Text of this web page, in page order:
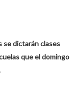
se dictarán clases
que el domingo